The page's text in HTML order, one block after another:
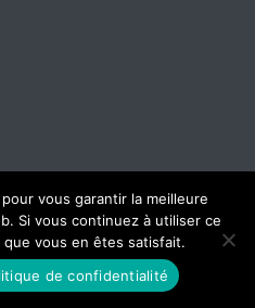
ROCK
METAL
vous garantir la meilleure
Si vous continuez à utiliser ce
vous en êtes satisfait.
de confidentialité